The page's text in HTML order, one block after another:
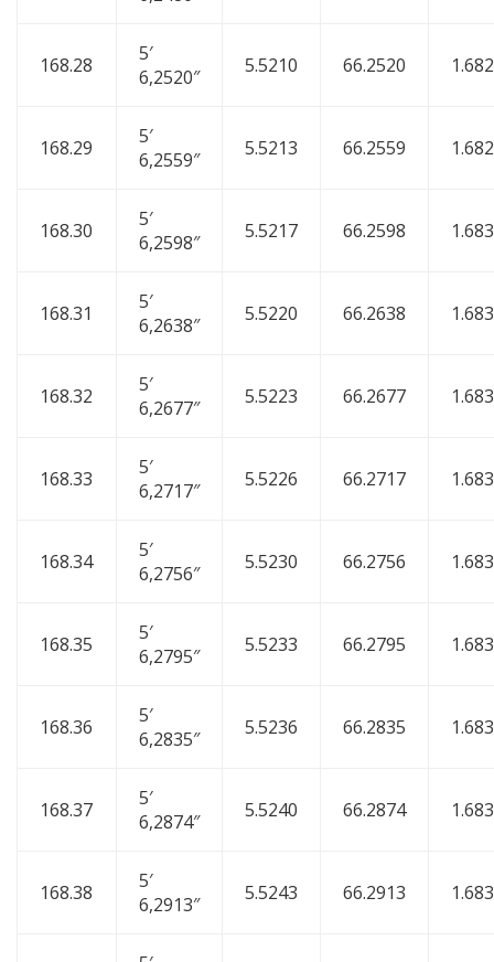
168.28
5′
6,2520″
5.5210 66.2520
168.29
5′
6,2559″
5.5213 66.2559
168.30
5′
6,2598″
5.5217 66.2598
168.31
5′
6,2638″
5.5220 66.2638
168.32
5′
6,2677″
5.5223 66.2677
168.33
5′
6,2717″
5.5226 66.2717
168.34
5′
6,2756″
5.5230 66.2756
168.35
5′
6,2795″
5.5233 66.2795
168.36
5′
6,2835″
5.5236 66.2835
168.37
5′
6,2874″
5.5240 66.2874
168.38
5′
6,2913″
5.5243 66.2913